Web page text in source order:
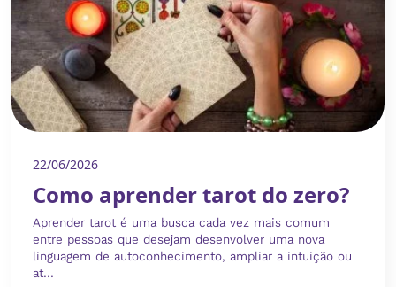
22/06/2026
Como aprender tarot do zero?
Aprender tarot é uma busca cada vez mais comum
entre pessoas que desejam desenvolver uma nova
linguagem de autoconhecimento, ampliar a intuição ou
at...